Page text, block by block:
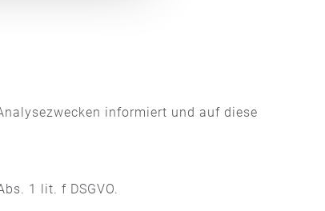
informiert und auf diese
1 lit. f DSGVO.